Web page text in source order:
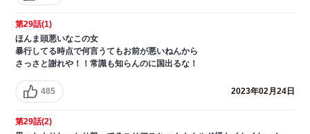
第29話(1)
ほんま頭悪いなこの女
暴行してる時点で何言うてもお前が悪いねんから
さっさと謝れや！！常識も知らんのに国出るな！
485 2023年02月24日
第29話(2)